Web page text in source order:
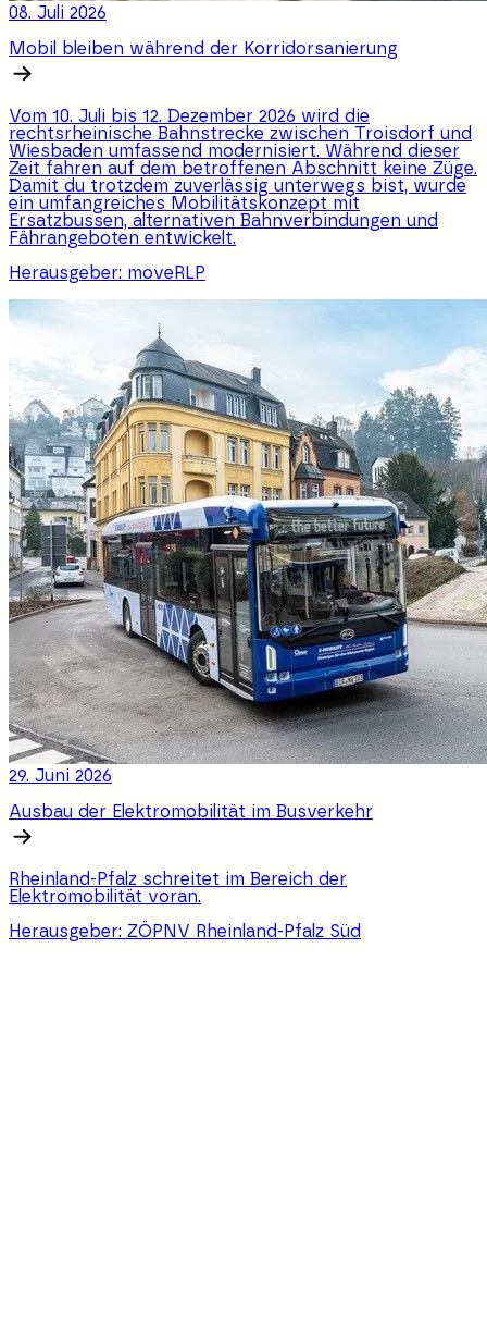
08. Juli 2026
Mobil bleiben während der Korridorsanierung
Vom 10. Juli bis 12. Dezember 2026 wird die
rechtsrheinische Bahnstrecke zwischen Troisdorf und
Wiesbaden umfassend modernisiert. Während dieser
Zeit fahren auf dem betroffenen Abschnitt keine Züge.
Damit du trotzdem zuverlässig unterwegs bist, wurde
ein umfangreiches Mobilitätskonzept mit
Ersatzbussen, alternativen Bahnverbindungen und
Fährangeboten entwickelt.
Herausgeber: moveRLP
29. Juni 2026
Ausbau der Elektromobilität im Busverkehr
Rheinland-Pfalz schreitet im Bereich der
Elektromobilität voran.
Herausgeber: ZÖPNV Rheinland-Pfalz Süd